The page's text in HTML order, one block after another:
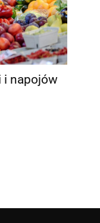
i napojów